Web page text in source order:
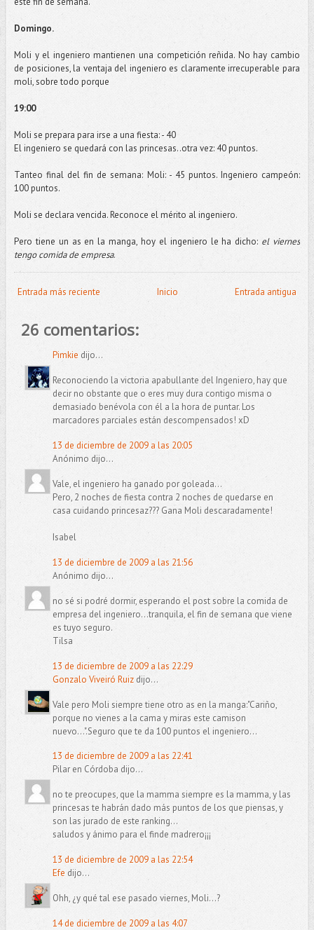
Domingo.
Moli y el ingeniero mantienen una competición reñida. No hay cambio
de posiciones, la ventaja del ingeniero es claramente irrecuperable para
moli, sobre todo porque
19:00
Moli se prepara para irse a una fiesta: - 40
El ingeniero se quedará con las princesas..otra vez: 40 puntos.
Tanteo final del fin de semana: Moli: - 45 puntos. Ingeniero campeón:
100 puntos.
Moli se declara vencida. Reconoce el mérito al ingeniero.
Pero tiene un as en la manga, hoy el ingeniero le ha dicho: el viernes
tengo comida de empresa.
Entrada más reciente Entrada antigua
Inicio
26 comentarios:
Pimkie dijo...
Reconociendo la victoria apabullante del Ingeniero, hay que
decir no obstante que o eres muy dura contigo misma o
demasiado benévola con él a la hora de puntar. Los
marcadores parciales están descompensados! xD
13 de diciembre de 2009 a las 20:05
Anónimo dijo...
Vale, el ingeniero ha ganado por goleada...
Pero, 2 noches de fiesta contra 2 noches de quedarse en
casa cuidando princesaz??? Gana Moli descaradamente!
Isabel
13 de diciembre de 2009 a las 21:56
Anónimo dijo...
no sé si podré dormir, esperando el post sobre la comida de
empresa del ingeniero...tranquila, el fin de semana que viene
es tuyo seguro.
Tilsa
13 de diciembre de 2009 a las 22:29
Gonzalo Viveiró Ruizdijo...
Vale pero Moli siempre tiene otro as en la manga:"Cariño,
porque no vienes a la cama y miras este camison
nuevo...".Seguro que te da 100 puntos el ingeniero...
13 de diciembre de 2009 a las 22:41
Pilar en Córdoba dijo...
no te preocupes, que la mamma siempre es la mamma, y las
princesas te habrán dado más puntos de los que piensas, y
son las jurado de este ranking...
saludos y ánimo para el finde madrero¡¡¡
13 de diciembre de 2009 a las 22:54
Efe dijo...
Ohh, ¿y qué tal ese pasado viernes, Moli...?
14 de diciembre de 2009 a las 4:07